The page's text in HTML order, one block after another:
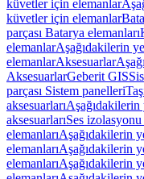
küvetler için elemanlar
küvetler için elemanlar
parçası Batarya elemanları
elemanlarAşağıdakilerin
elemanlarAksesuarlar
AksesuarlarGeberit GIS
parçası Sistem panelleri
aksesuarlarıAşağıdakilerin
aksesuarlarıSes
elemanlarıAşağıdakilerin
elemanlarıAşağıdakilerin
elemanlarıAşağıdakilerin